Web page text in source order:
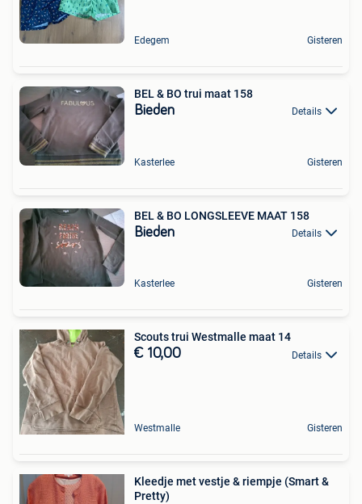
Edegem Gisteren
BEL & BO trui maat 158
Bieden Details
Kasterlee Gisteren
BEL & BO LONGSLEEVE MAAT 158
Bieden Details
Kasterlee Gisteren
Scouts trui Westmalle maat 14
€ 10,00 Details
Westmalle Gisteren
Kleedje met vestje & riempje (Smart &
Pretty)